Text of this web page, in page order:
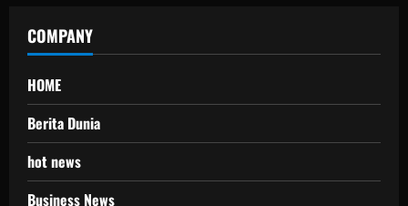
COMPANY
HOME
Berita Dunia
hot news
Business News